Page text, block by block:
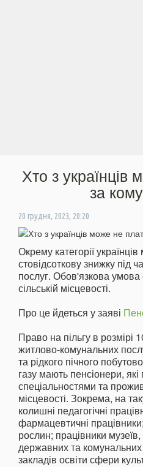
Хто з українців
за
20 грудня, 2023, 20:20
Окрему категорії
стовідсоткову знижку під
послуг. Обов'язкова
сільській місцевості.
Про це йдеться у заяві
Право на пільгу в розмірі
житлово-комунальних
та рідкого пічного
газу мають пенсіонери,
спеціальностями та
місцевості. Зокрема, на
колишні педагогічні
фармацевтичні працівники;
рослин; працівники музеїв,
державних та комунальних
закладів освіти сфери